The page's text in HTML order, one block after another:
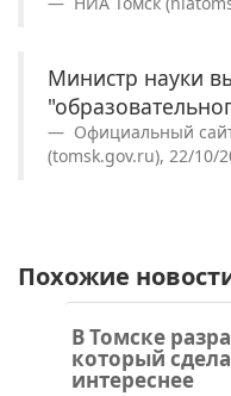
Министр науки
Официальный
(tomsk.gov.ru), 22/10/
Похожие
В Томске
который
интереснее